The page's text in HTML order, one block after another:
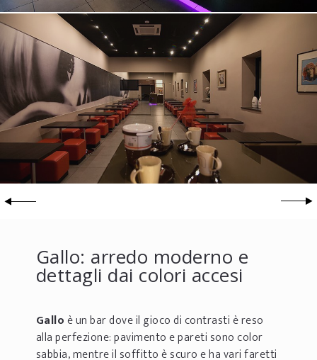
Gallo: arredo moderno e
dettagli dai colori accesi
Galloè un bar dove il gioco di contrasti è reso
alla perfezione: pavimento e pareti sono color
sabbia, mentre il soffitto è scuro e ha vari faretti